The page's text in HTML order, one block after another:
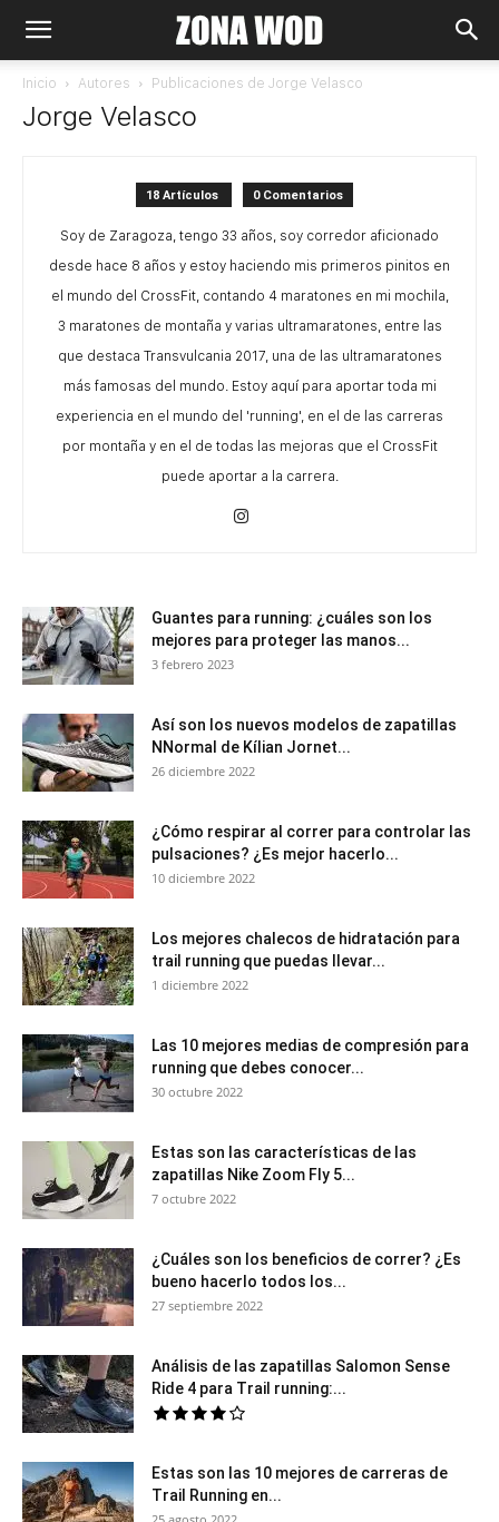
Inicio Autores Publicaciones de Jorge Velasco
Jorge Velasco
18 Artículos 0 Comentarios
Soy de Zaragoza, tengo 33 años, soy corredor aficionado
desde hace 8 años y estoy haciendo mis primeros pinitos en
el mundo del CrossFit, contando 4 maratones en mi mochila,
3 maratones de montaña y varias ultramaratones, entre las
que destaca Transvulcania 2017, una de las ultramaratones
más famosas del mundo. Estoy aquí para aportar toda mi
experiencia en el mundo del 'running', en el de las carreras
por montaña y en el de todas las mejoras que el CrossFit
puede aportar a la carrera.
Guantes para running: ¿cuáles son los
mejores para proteger las manos...
3 febrero 2023
Así son los nuevos modelos de zapatillas
NNormal de Kílian Jornet...
26 diciembre 2022
¿Cómo respirar al correr para controlar las
pulsaciones? ¿Es mejor hacerlo...
10 diciembre 2022
Los mejores chalecos de hidratación para
trail running que puedas llevar...
1 diciembre 2022
Las 10 mejores medias de compresión para
running que debes conocer...
30 octubre 2022
Estas son las características de las
zapatillas Nike Zoom Fly 5...
7 octubre 2022
¿Cuáles son los beneficios de correr? ¿Es
bueno hacerlo todos los...
27 septiembre 2022
Análisis de las zapatillas Salomon Sense
Ride 4 para Trail running:...
Estas son las 10 mejores de carreras de
Trail Running en...